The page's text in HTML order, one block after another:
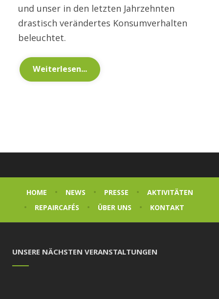
und unser in den letzten Jahrzehnten
drastisch verändertes Konsumverhalten
beleuchtet.
Weiterlesen...
HOME NEWS PRESSE
AKTIVITÄTEN
REPAIRCAFÉS
ÜBER UNS KONTAKT
UNSERE NÄCHSTEN VERANSTALTUNGEN